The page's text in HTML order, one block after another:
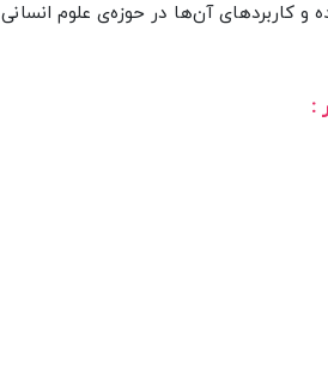
آن‌ها در حوزه‌ی علوم انسانی
: